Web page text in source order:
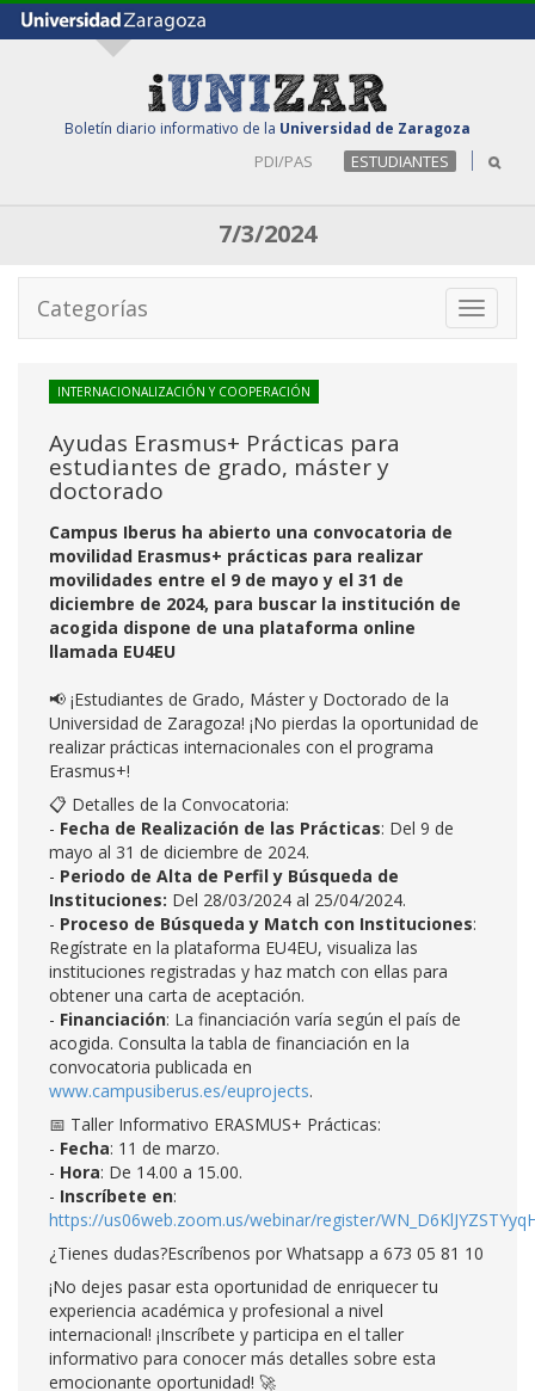
Boletín diario informativo de la Universidad de Zaragoza
PDI/PAS ESTUDIANTES
7/3/2024
Toggle
Categorías
INTERNACIONALIZACIÓN Y COOPERACIÓN
Ayudas Erasmus+ Prácticas para
estudiantes de grado, máster y
doctorado
Campus Iberus ha abierto una convocatoria de
movilidad Erasmus+ prácticas para realizar
movilidades entre el 9 de mayo y el 31 de
diciembre de 2024, para buscar la institución de
acogida dispone de una plataforma online
llamada EU4EU
📢 ¡Estudiantes de Grado, Máster y Doctorado de la
Universidad de Zaragoza! ¡No pierdas la oportunidad de
realizar prácticas internacionales con el programa
Erasmus+!
📋 Detalles de la Convocatoria:
- Fecha de Realización de las Prácticas: Del 9 de
mayo al 31 de diciembre de 2024.
- Periodo de Alta de Perfil y Búsqueda de
Instituciones: Del 28/03/2024 al 25/04/2024.
- Proceso de Búsqueda y Match con Instituciones:
Regístrate en la plataforma EU4EU, visualiza las
instituciones registradas y haz match con ellas para
obtener una carta de aceptación.
- Financiación: La financiación varía según el país de
acogida. Consulta la tabla de financiación en la
convocatoria publicada en
www.campusiberus.es/euprojects.
📅 Taller Informativo ERASMUS+ Prácticas:
- Fecha: 11 de marzo.
- Hora: De 14.00 a 15.00.
- Inscríbete en:
https://us06web.zoom.us/webinar/register/
¿Tienes dudas?Escríbenos por Whatsapp a 673 05 81 10
¡No dejes pasar esta oportunidad de enriquecer tu
experiencia académica y profesional a nivel
internacional! ¡Inscríbete y participa en el taller
informativo para conocer más detalles sobre esta
emocionante oportunidad! 🚀